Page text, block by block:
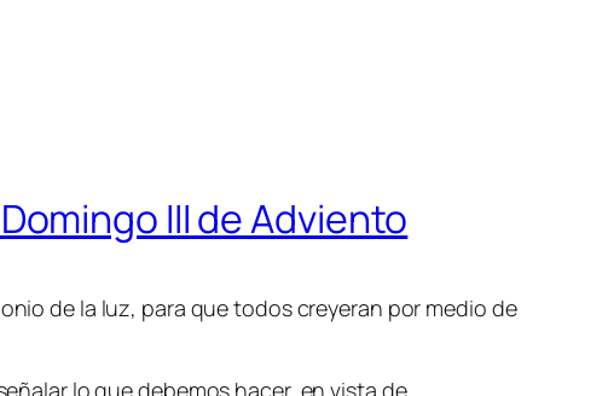
III de Adviento
de la luz, para que todos creyeran por medio de